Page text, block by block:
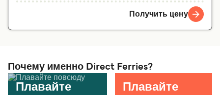
Получить цену
Почему именно Direct Ferries?
Плавайте
Плавайте